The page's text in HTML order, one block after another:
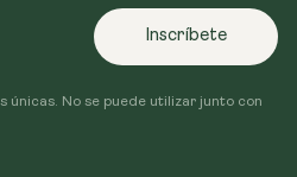
Inscríbete
únicas. No se puede utilizar junto con